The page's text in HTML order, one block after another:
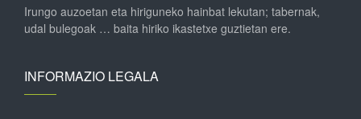
Irungo auzoetan eta hiriguneko hainbat lekutan; tabernak,
udal bulegoak … baita hiriko ikastetxe guztietan ere.
INFORMAZIO LEGALA